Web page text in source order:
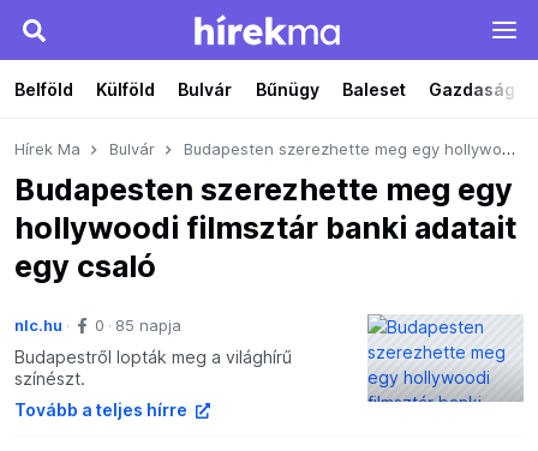
Belföld Külföld Bulvár Bűnügy Baleset Gazdaság
Hírek Ma Bulvár Budapesten szerezhette meg egy hollywoodi filmsztár banki adatait egy csaló
Budapesten szerezhette meg egy
hollywoodi filmsztár banki adatait
egy csaló
nlc.hu 0 85 napja
Budapestről lopták meg a világhírű
színészt.
Tovább a teljes hírre